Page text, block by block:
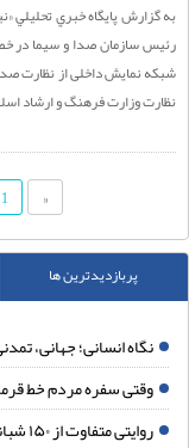
پايگاه خبري تحليلي «نيک
سازمان صدا و سیما در خصوص
نمایش داخلی از نظارت صدا و
وزارت فرهنگ و ارشاد اسلامی ...
1
2
پربازدیدترین ها
انسانی؛ جهانی، تمدنی به
سفره مردم خط قرمز
متفاوت از ۱۵۰ شبانه روز ایستادگی مردم مبعوث شده